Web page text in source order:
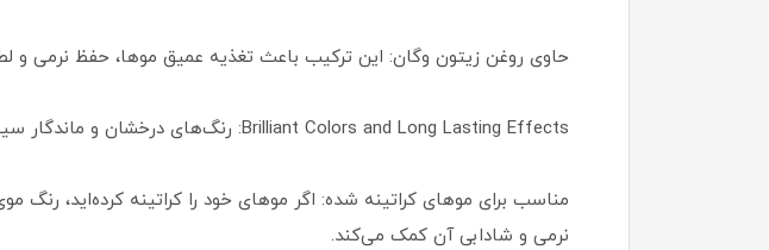
حاوی روغن زیتون وگان: این ترکیب باعث تغذیه عمیق موها، حفظ نرمی
Brilliant Colors and Long Lasting Effects: رنگ‌های درخشان و ماندگار سینوس، جلوه‌ای حرفه‌ای به موهای شما می‌بخشد.
مناسب برای موهای کراتینه شده: اگر موهای خود را کراتینه کرده‌اید،
نرمی و شادابی آن کمک می‌کند.